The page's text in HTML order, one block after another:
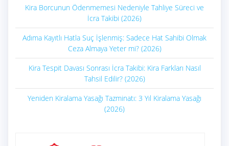
Kira Borcunun Ödenmemesi Nedeniyle Tahliye Süreci ve
İcra Takibi (2026)
Adıma Kayıtlı Hatla Suç İşlenmiş: Sadece Hat Sahibi Olmak
Ceza Almaya Yeter mi? (2026)
Kira Tespit Davası Sonrası İcra Takibi: Kira Farkları Nasıl
Tahsil Edilir? (2026)
Yeniden Kiralama Yasağı Tazminatı: 3 Yıl Kiralama Yasağı
(2026)